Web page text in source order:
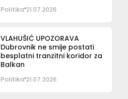
Politika 21.07.2026
VLAHUŠIĆ UPOZORAVA
Dubrovnik ne smije postati
besplatni tranzitni koridor za
Balkan
Politika 21.07.2026